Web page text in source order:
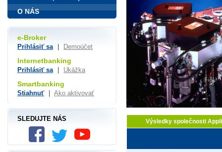
Výsledky společnosti
O NÁS
e-Broker
Prihlásiť sa Demoúčet
Internetbanking
Prihlásiť sa Ukážka
Smartbanking
Stiahnuť Ako aktivovať
SLEDUJTE NÁS